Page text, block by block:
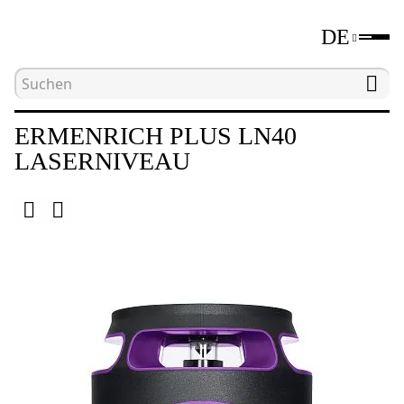
DE
Hauptseite Laser- und optische
ERMENRICH PLUS LN40
LASERNIVEAU